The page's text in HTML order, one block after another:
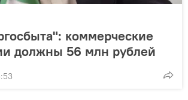
коммерческие
должны 56 млн рублей